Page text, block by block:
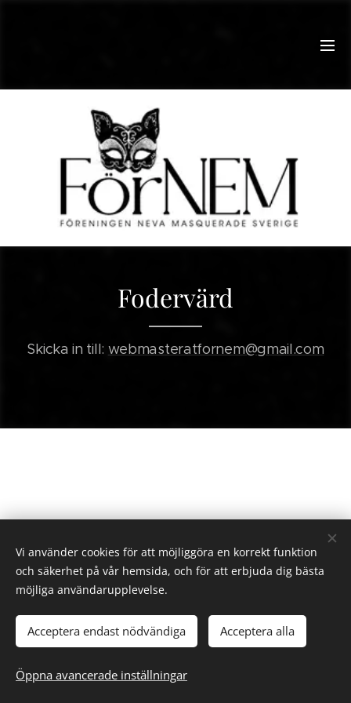
Fodervärd
Skicka in till: webmasteratfornem@gmail.com
Senast uppdaterad 2026-08-03
Vi använder cookies för att möjliggöra en korrekt funktion
och säkerhet på vår hemsida, och för att erbjuda dig bästa
möjliga användarupplevelse.
Acceptera endast nödvändiga Acceptera alla
Öppna avancerade inställningar